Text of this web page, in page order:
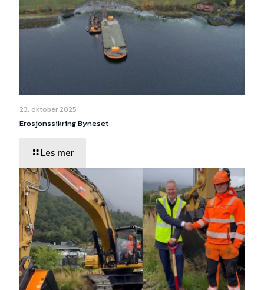
23. oktober 2025
Erosjonssikring Byneset
Les mer